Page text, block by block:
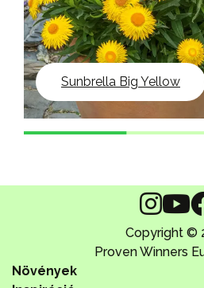
Sunbrella Big Yellow
Copyright ©
Proven Winners
Növények